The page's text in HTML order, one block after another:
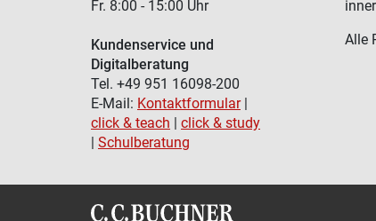
Fr. 8:00 - 15:00 Uhr
Kundenservice und
Digitalberatung
Tel. +49 951 16098-200
E-Mail: Kontaktformular|
click & teach
click & study
Schulberatung
Alle